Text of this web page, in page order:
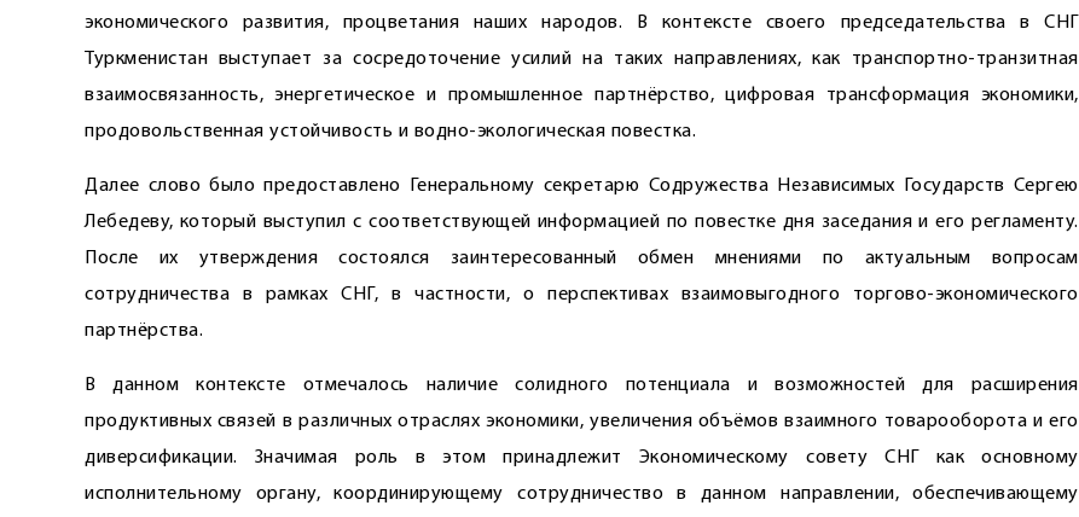
экономического развития, процветания наших народов. В контексте своего председательства в СНГ
Туркменистан выступает за сосредоточение усилий на таких направлениях, как транспортно-транзитная
взаимосвязанность, энергетическое и промышленное партнёрство, цифровая трансформация экономики,
продовольственная устойчивость и водно-экологическая повестка.
Далее слово было предоставлено Генеральному секретарю Содружества Независимых Государств Сергею
Лебедеву, который выступил с соответствующей информацией по повестке дня заседания и его регламенту.
После их утверждения состоялся заинтересованный обмен мнениями по актуальным вопросам
сотрудничества в рамках СНГ, в частности, о перспективах взаимовыгодного торгово-экономического
партнёрства.
В данном контексте отмечалось наличие солидного потенциала и возможностей для расширения
продуктивных связей в различных отраслях экономики, увеличения объёмов взаимного товарооборота и его
диверсификации. Значимая роль в этом принадлежит Экономическому совету СНГ как основному
исполнительному органу, координирующему сотрудничество в данном направлении, обеспечивающему